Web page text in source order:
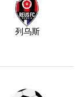
列乌斯